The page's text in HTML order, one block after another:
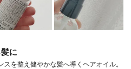
に
を整え健やかな髪へ導くヘアオイル。